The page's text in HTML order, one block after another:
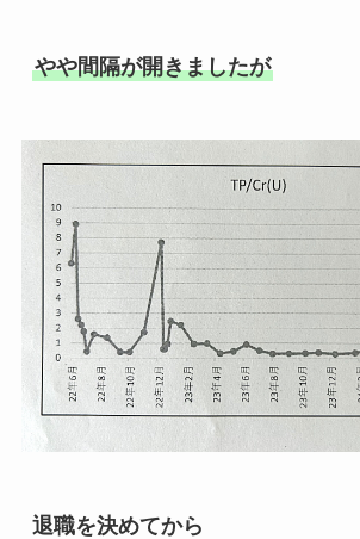
やや間隔が開きましたが
退職を決めてから